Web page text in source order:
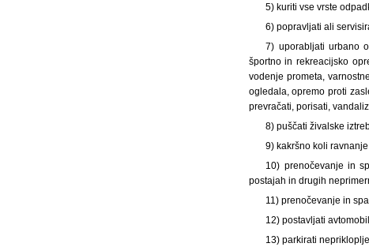
5) kuriti vse vrste
6) popravljati ali
7) uporabljati urbano
športno in rekreacijsko
vodenje prometa,
ogledala, opremo proti
prevračati, porisati,
8) puščati živalske
9) kakršno koli
10) prenočevanje in
postajah in drugih
11) prenočevanje in
12) postavljati
13) parkirati